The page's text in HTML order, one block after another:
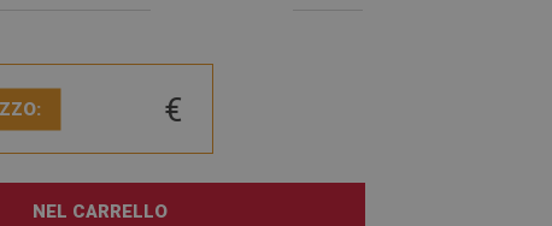
€
NEL CARRELLO